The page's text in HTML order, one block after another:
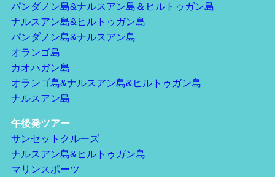
パンダノン島&ナルスアン島＆ヒルトゥガン島
ナルスアン島&ヒルトゥガン島
パンダノン島&ナルスアン島
オランゴ島
カオハガン島
オランゴ島&ナルスアン島&ヒルトゥガン島
ナルスアン島
午後発ツアー
サンセットクルーズ
ナルスアン島&ヒルトゥガン島
マリンスポーツ